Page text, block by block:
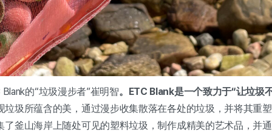
的“垃圾漫步者”崔明智。ETC Blank是一个致力于“让垃圾
垃圾所蕴含的美，通过漫步收集散落在各处的垃圾，并将其重
了釜山海岸上随处可见的塑料垃圾，制作成精美的艺术品，并